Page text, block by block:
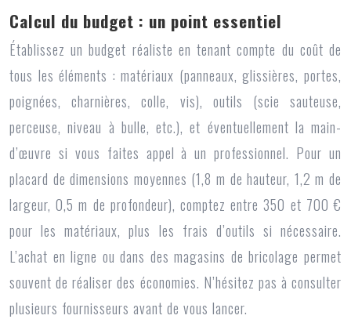
Calcul du budget : un point essentiel
Établissez un budget réaliste en tenant compte du coût de
tous les éléments : matériaux (panneaux, glissières, portes,
poignées, charnières, colle, vis), outils (scie sauteuse,
perceuse, niveau à bulle, etc.), et éventuellement la main-
d’œuvre si vous faites appel à un professionnel. Pour un
placard de dimensions moyennes (1,8 m de hauteur, 1,2 m de
largeur, 0,5 m de profondeur), comptez entre 350 et 700 €
pour les matériaux, plus les frais d’outils si nécessaire.
L’achat en ligne ou dans des magasins de bricolage permet
souvent de réaliser des économies. N’hésitez pas à consulter
plusieurs fournisseurs avant de vous lancer.